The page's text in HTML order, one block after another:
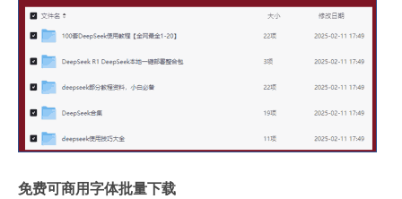
免费可商用字体批量下载